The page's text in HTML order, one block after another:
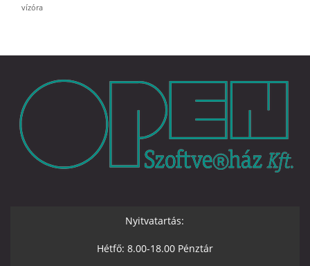
vízóra
Nyitvatartás:
Hétfő: 8.00-18.00 Pénztár